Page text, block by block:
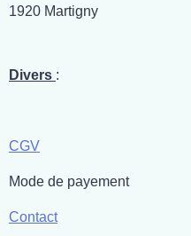
1920 Martigny
Divers :
CGV
Mode de payement
Contact